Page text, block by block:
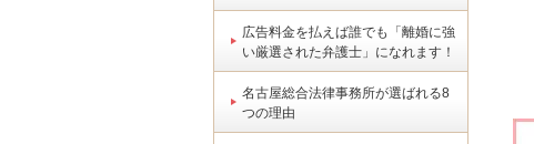
広告料金を払えば誰でも「離婚に強
い厳選された弁護士」になれます！
名古屋総合法律事務所が選ばれる8
つの理由